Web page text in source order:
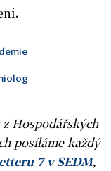
Hospodářských
posíláme každý
7 v SEDM,